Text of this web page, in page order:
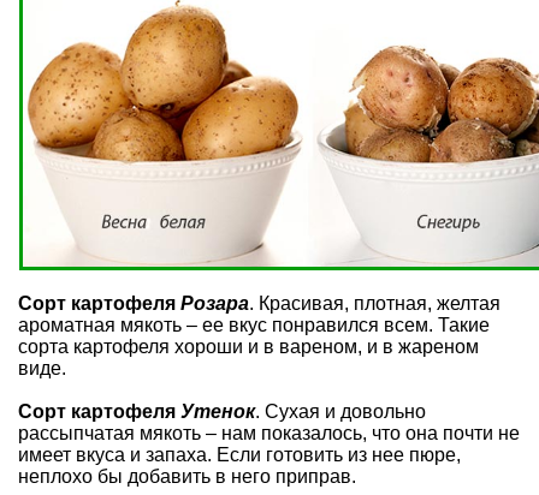
Сорт картофеля Розара. Красивая, плотная, желтая
ароматная мякоть – ее вкус понравился всем. Такие
сорта картофеля хороши и в вареном, и в жареном
виде.
Сорт картофеля Утенок. Сухая и довольно
рассыпчатая мякоть – нам показалось, что она почти не
имеет вкуса и запаха. Если готовить из нее пюре,
неплохо бы добавить в него приправ.